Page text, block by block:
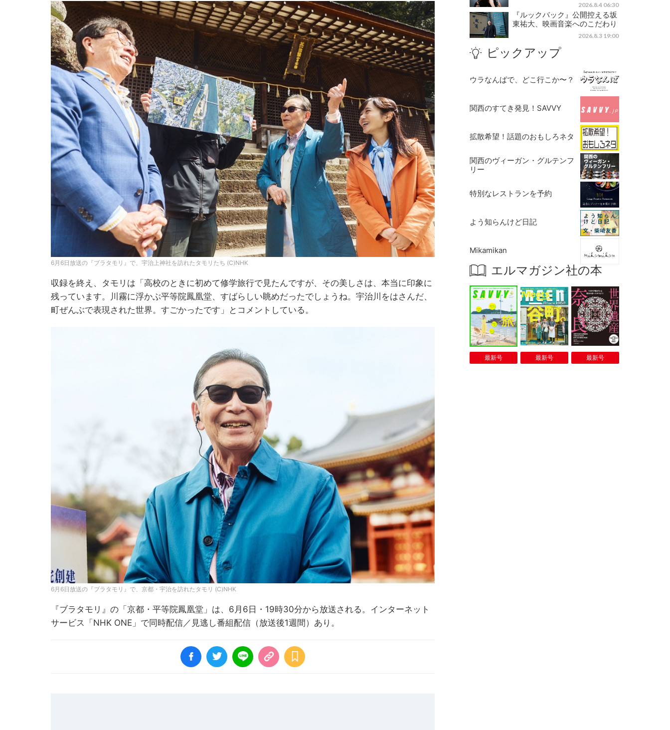
6月6日放送の『ブラタモリ』で、宇治上神社を訪れたタモリたち (C)NHK
収録を終え、タモリは「高校のときに初めて修学旅行で見たんですが、その美しさは、本当に印象に
残っています。川霧に浮かぶ平等院鳳凰堂、すばらしい眺めだったでしょうね。宇治川をはさんだ、
町ぜんぶで表現された世界。すごかったです」とコメントしている。
6月6日放送の『ブラタモリ』で、京都・宇治を訪れたタモリ (C)NHK
『ブラタモリ』の「京都・平等院鳳凰堂」は、6月6日・19時30分から放送される。インターネット
サービス「NHK ONE」で同時配信／見逃し番組配信（放送後1週間）あり。
2026.8.4 06:30
『ルックバック』公開控える坂
東祐大、映画音楽へのこだわり
2026.8.3 19:00
ピックアップ
ウラなんばで、どこ行こか〜？
関西のすてき発見！SAVVY
拡散希望！話題のおもしろネタ
関西のヴィーガン・グルテンフ
リー
特別なレストランを予約
よう知らんけど日記
Mikamikan
エルマガジン社の本
最新号 最新号 最新号